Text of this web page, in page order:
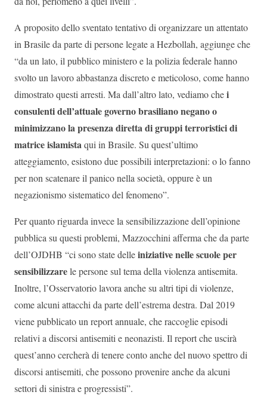
A proposito dello sventato tentativo di organizzare un attentato
in Brasile da parte di persone legate a Hezbollah, aggiunge che
“da un lato, il pubblico ministero e la polizia federale hanno
svolto un lavoro abbastanza discreto e meticoloso, come hanno
dimostrato questi arresti. Ma dall’altro lato, vediamo chei
consulenti dell’attuale governo brasiliano negano o
minimizzano la presenza diretta di gruppi terroristici di
matrice islamistaqui in Brasile. Su quest’ultimo
atteggiamento, esistono due possibili interpretazioni: o lo fanno
per non scatenare il panico nella società, oppure è un
negazionismo sistematico del fenomeno”.
Per quanto riguarda invece la sensibilizzazione dell’opinione
pubblica su questi problemi, Mazzocchini afferma che da parte
dell’OJDHB “ci sono state delleiniziative nelle scuole per
sensibilizzarele persone sul tema della violenza antisemita.
Inoltre, l’Osservatorio lavora anche su altri tipi di violenze,
come alcuni attacchi da parte dell’estrema destra. Dal 2019
viene pubblicato un report annuale, che raccoglie episodi
relativi a discorsi antisemiti e neonazisti. Il report che uscirà
quest’anno cercherà di tenere conto anche del nuovo spettro di
discorsi antisemiti, che possono provenire anche da alcuni
settori di sinistra e progressisti”.